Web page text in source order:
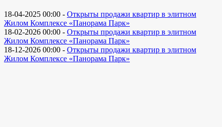
18-04-2025 00:00 - Открыты продажи квартир в элитном
Жилом Комплексе «Панорама Парк»
18-02-2026 00:00 - Открыты продажи квартир в элитном
Жилом Комплексе «Панорама Парк»
18-12-2026 00:00 - Открыты продажи квартир в элитном
Жилом Комплексе «Панорама Парк»